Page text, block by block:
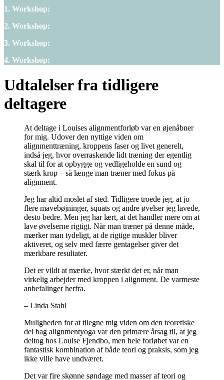
1. Workshop:
2. Workshop:
3. Workshop:
4. Workshop:
Udtalelser fra tidligere
deltagere
At deltage i Louises alignmentforløb var en øjenåbner
for mig. Udover den nyttige viden om
alignmenttræning, kroppens faser og livet generelt,
indså jeg, hvor overraskende lidt træning der egentlig
skal til for at opbygge og vedligeholde en sund og
stærk krop – så længe man træner med fokus på
alignment.
Jeg har altid moslet af sted. Tidligere troede jeg, at jo
flere mavebøjninger, squats og andre øvelser jeg lavede,
desto bedre. Men jeg har lært, at det handler mere om at
lave øvelserne rigtigt. Når man træner på denne måde,
mærker man tydeligt, at de rigtige muskler bliver
aktiveret, og selv med færre gentagelser giver det
mærkbare resultater.
Det er vildt at mærke, hvor stærkt det er, når man
virkelig arbejder med kroppen i alignment. De varmeste
anbefalinger herfra.
– Linda Stahl
Muligheden for at tilegne mig viden om den teoretiske
del bag alignmentyoga var den primære årsag til, at jeg
deltog hos Louise Fjendbo, men hele forløbet var en
fantastisk kombination af både teori og praksis, som jeg
ikke ville have undværet.
Det var fire skønne søndage med masser af teori og